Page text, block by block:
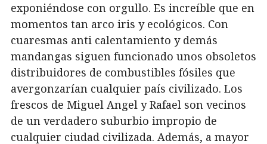
exponiéndose con orgullo. Es increíble que en
momentos tan arco iris y ecológicos. Con
cuaresmas anti calentamiento y demás
mandangas siguen funcionado unos obsoletos
distribuidores de combustibles fósiles que
avergonzarían cualquier país civilizado. Los
frescos de Miguel Angel y Rafael son vecinos
de un verdadero suburbio impropio de
cualquier ciudad civilizada. Además, a mayor